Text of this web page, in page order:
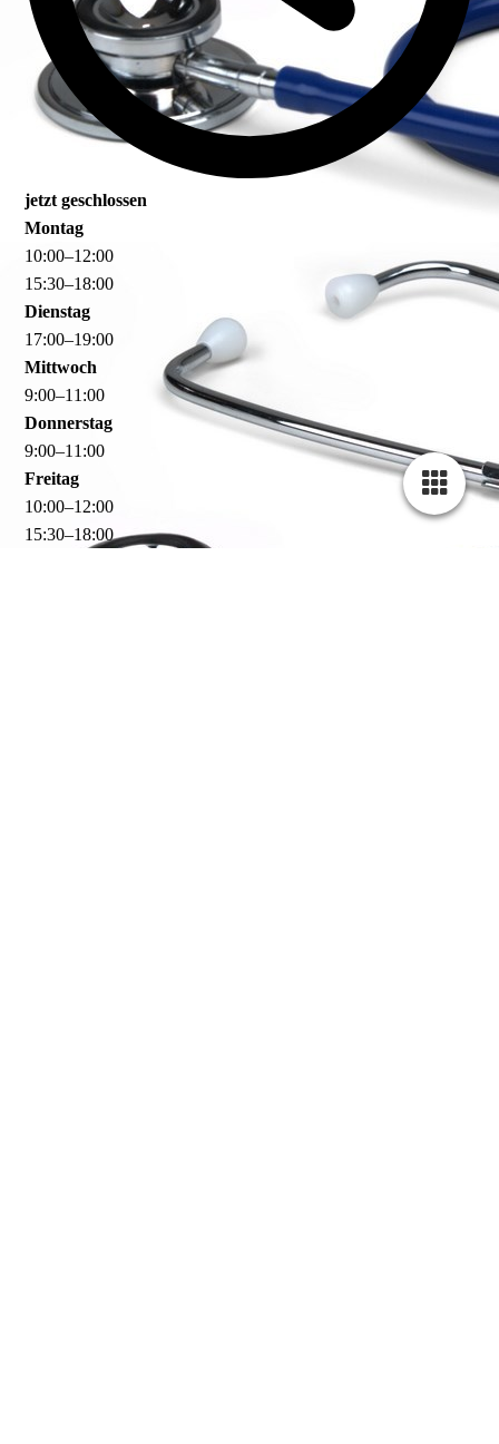
jetzt geschlossen
Montag
10:00–12:00
15:30–18:00
Dienstag
17:00–19:00
Mittwoch
9:00–11 :00
Donnerstag
9:00–11 :00
Freitag
10:00–12:00
15:30–18:00